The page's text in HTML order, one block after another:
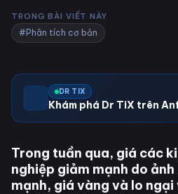
TRONG BÀI VIẾT NÀY
#Phân tích cơ bản
DR TIX
Khám phá Dr TiX trên
Trong tuần qua, giá các
nghiệp giảm mạnh do ảnh
mạnh, giá vàng và lo ngại